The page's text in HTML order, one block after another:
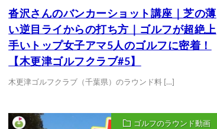
沓沢さんのバンカーショット講座｜芝の薄
い逆目ライからの打ち方｜ゴルフが超絶上
手いトップ女子アマ5人のゴルフに密着！
【木更津ゴルフクラブ#5】
木更津ゴルフクラブ（千葉県）のラウンド料 […]
ゴルフのラウンド動画